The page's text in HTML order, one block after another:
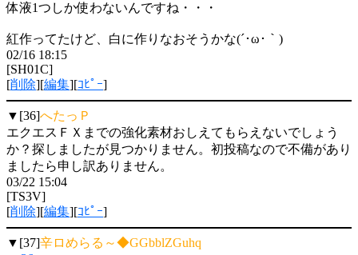
体液1つしか使わないんですね・・・
紅作ってたけど、白に作りなおそうかな(´･ω･｀)
02/16 18:15
[SH01C]
[削除][編集][ｺﾋﾟｰ]
▼[36]へたっＰ
エクエスＦＸまでの強化素材おしえてもらえないでしょう
か？探しましたが見つかりません。初投稿なので不備があり
ましたら申し訳ありません。
03/22 15:04
[TS3V]
[削除][編集][ｺﾋﾟｰ]
▼[37]辛ロめらる～◆GGbblZGuhq